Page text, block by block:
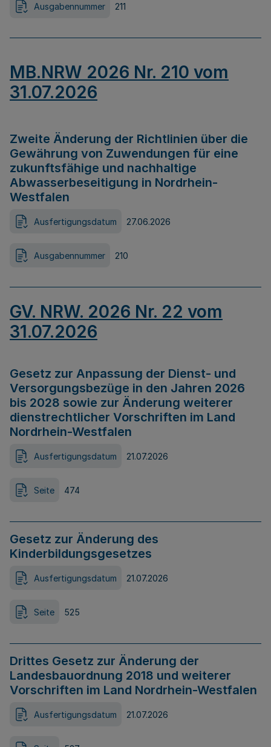
Ausgabennummer 211
MB.NRW 2026 Nr. 210 vom
31.07.2026
Zweite Änderung der Richtlinien über die
Gewährung von Zuwendungen für eine
zukunftsfähige und nachhaltige
Abwasserbeseitigung in Nordrhein-
Westfalen
Ausfertigungsdatum 27.06.2026
Ausgabennummer 210
GV. NRW. 2026 Nr. 22 vom
31.07.2026
Gesetz zur Anpassung der Dienst- und
Versorgungsbezüge in den Jahren 2026
bis 2028 sowie zur Änderung weiterer
dienstrechtlicher Vorschriften im Land
Nordrhein-Westfalen
Ausfertigungsdatum 21.07.2026
Seite 474
Gesetz zur Änderung des
Kinderbildungsgesetzes
Ausfertigungsdatum 21.07.2026
Seite 525
Drittes Gesetz zur Änderung der
Landesbauordnung 2018 und weiterer
Vorschriften im Land Nordrhein-Westfalen
Ausfertigungsdatum 21.07.2026